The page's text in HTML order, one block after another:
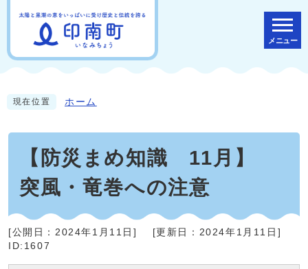
メニュー
現在位置 ホーム
【防災まめ知識 11月】
突風・竜巻への注意
[公開日： 2024年1月11日 ] [更新日： 2024年1月11日 ]
ID:1607